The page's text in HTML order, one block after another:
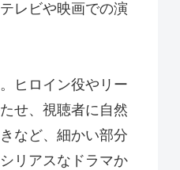
レビや映画での演
ヒロイン役やリー
せ、視聴者に自然
など、細かい部分
リアスなドラマか